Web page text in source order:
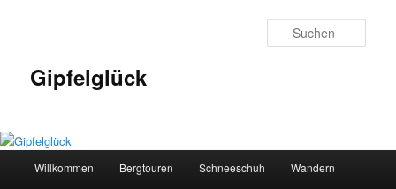
Gipfelglück
Willkommen Bergtouren Schneeschuh Wandern